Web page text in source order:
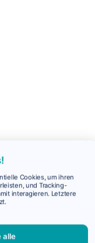
Cookies, um ihren
und Tracking-
interagieren. Letztere
alle